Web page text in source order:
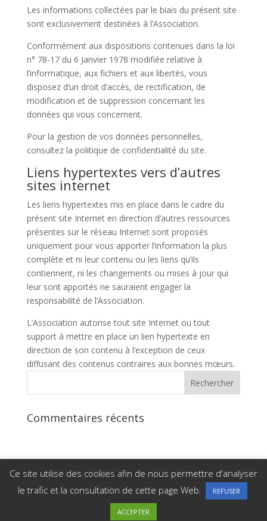
Les informations collectées par le biais du présent site
sont exclusivement destinées à l’Association.
Conformément aux dispositions contenues dans la loi
n° 78-17 du 6 Janvier 1978 modifiée relative à
l’informatique, aux fichiers et aux libertés, vous
disposez d’un droit d’accès, de rectification, de
modification et de suppression concernant les
données qui vous concernent.
Pour la gestion de vos données personnelles,
consultez la politique de confidentialité du site.
Liens hypertextes vers d’autres
sites internet
Les liens hypertextes mis en place dans le cadre du
présent site Internet en direction d’autres ressources
présentes sur le réseau Internet sont proposés
uniquement pour vous apporter l’information la plus
complète et ni leur contenu ou les liens qu’ils
contiennent, ni les changements ou mises à jour qui
leur sont apportés ne sauraient engager la
responsabilité de l’Association.
L’Association autorise tout site Internet ou tout
support à mettre en place un lien hypertexte en
direction de son contenu à l’exception de ceux
diffusant des contenus contraires aux bonnes mœurs.
Commentaires récents
Mentions légales|
Politique de confidentialité
Ce site utilise des cookies afin de nous permettre d'analyser
le trafic et la consultation de cette page Web.
REFUSER
ACCEPTER